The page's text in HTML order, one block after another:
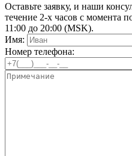
Оставьте заявку, и наши
течение 2-х часов с момента
11:00 до 20:00 (MSK).
Имя:
Номер телефона: